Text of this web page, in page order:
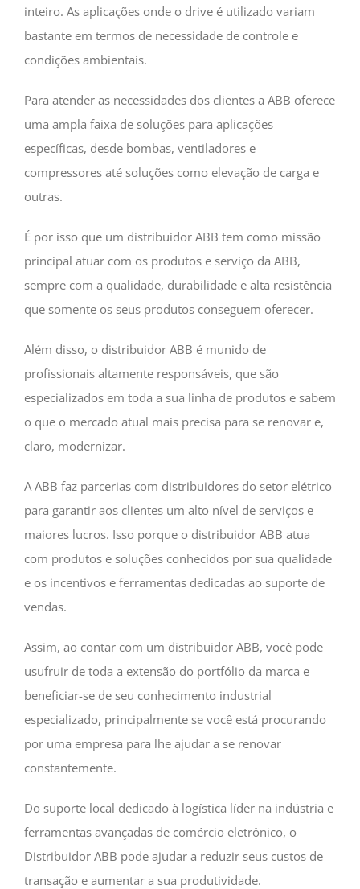
inteiro. As aplicações onde o drive é utilizado variam
bastante em termos de necessidade de controle e
condições ambientais.
Para atender as necessidades dos clientes a ABB oferece
uma ampla faixa de soluções para aplicações
específicas, desde bombas, ventiladores e
compressores até soluções como elevação de carga e
outras.
É por isso que um distribuidor ABB tem como missão
principal atuar com os produtos e serviço da ABB,
sempre com a qualidade, durabilidade e alta resistência
que somente os seus produtos conseguem oferecer.
Além disso, o distribuidor ABB é munido de
profissionais altamente responsáveis, que são
especializados em toda a sua linha de produtos e sabem
o que o mercado atual mais precisa para se renovar e,
claro, modernizar.
A ABB faz parcerias com distribuidores do setor elétrico
para garantir aos clientes um alto nível de serviços e
maiores lucros. Isso porque o distribuidor ABB atua
com produtos e soluções conhecidos por sua qualidade
e os incentivos e ferramentas dedicadas ao suporte de
vendas.
Assim, ao contar com um distribuidor ABB, você pode
usufruir de toda a extensão do portfólio da marca e
beneficiar-se de seu conhecimento industrial
especializado, principalmente se você está procurando
por uma empresa para lhe ajudar a se renovar
constantemente.
Do suporte local dedicado à logística líder na indústria e
ferramentas avançadas de comércio eletrônico, o
Distribuidor ABB pode ajudar a reduzir seus custos de
transação e aumentar a sua produtividade.